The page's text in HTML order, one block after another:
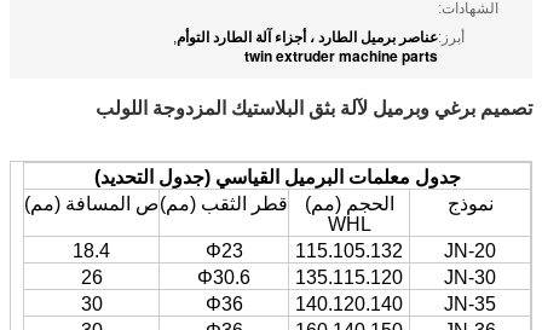
الشهادات:
أبرز:عناصر برميل الطارد ، أجزاء آلة الطارد التوأم,
twin extruder machine parts
تصميم برغي وبرميل لآلة بثق البلاستيك المزدوجة اللولب
جدول معلمات البرميل القياسي (جدول التحديد)
نموذج
الحجم (مم)
WHL
قطر الثقب (مم)ص المسافة (مم)
JN-20
115.105.132
Φ23
18.4
JN-30
135.115.120
Φ30.6
26
JN-35
140.120.140
Φ36
30